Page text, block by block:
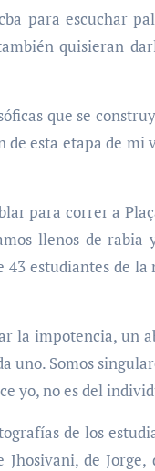
para escuchar
quisieran
que se
esta etapa de mi
para correr a
llenos de
estudiantes de
la impotencia, un
uno. Somos
yo, no es del
de los
de Jorge,